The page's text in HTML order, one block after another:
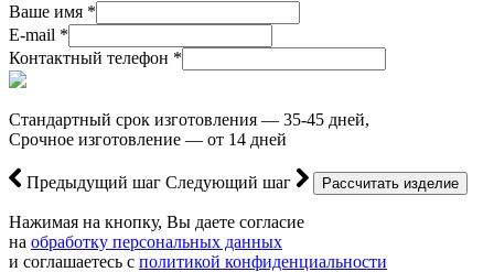
Ваше имя *
E-mail *
Контактный телефон *
Стандартный срок изготовления — 35-45 дней,
Срочное изготовление — от 14 дней
Предыдущий шаг Следующий шаг
Нажимая на кнопку, Вы даете согласие
на обработку персональных данных
и соглашаетесь с политикой конфиденциальности